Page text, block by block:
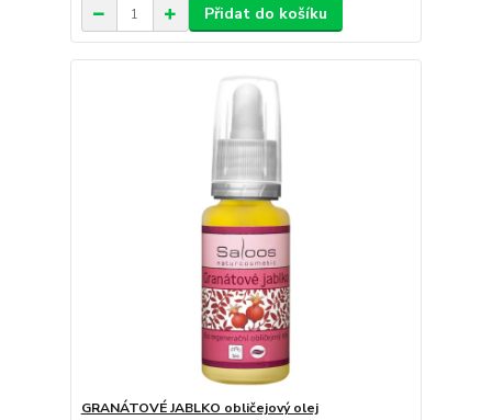
Přidat do košíku
GRANÁTOVÉ JABLKO obličejový olej